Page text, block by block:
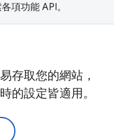
項功能 API。
存取您的網站，
的設定皆適用。